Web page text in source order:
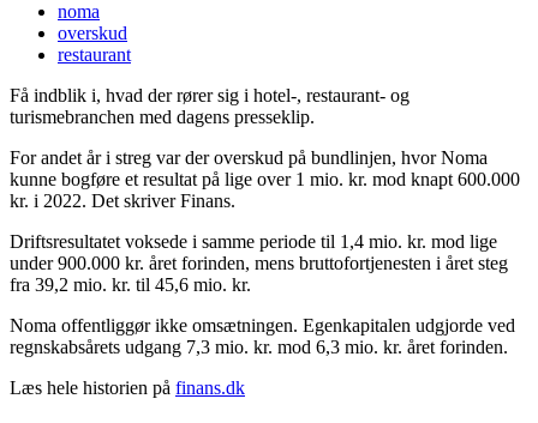
noma
overskud
restaurant
Få indblik i, hvad der rører sig i hotel-, restaurant- og
turismebranchen med dagens presseklip.
For andet år i streg var der overskud på bundlinjen, hvor Noma
kunne bogføre et resultat på lige over 1 mio. kr. mod knapt 600.000
kr. i 2022. Det skriver Finans.
Driftsresultatet voksede i samme periode til 1,4 mio. kr. mod lige
under 900.000 kr. året forinden, mens bruttofortjenesten i året steg
fra 39,2 mio. kr. til 45,6 mio. kr.
Noma offentliggør ikke omsætningen. Egenkapitalen udgjorde ved
regnskabsårets udgang 7,3 mio. kr. mod 6,3 mio. kr. året forinden.
Læs hele historien på finans.dk